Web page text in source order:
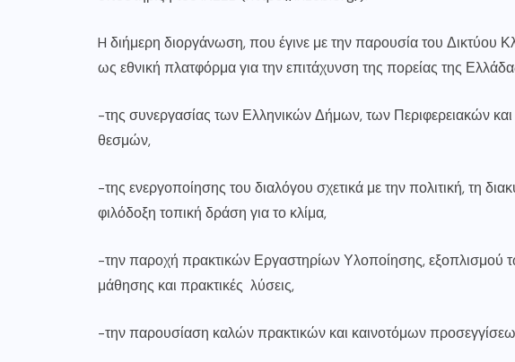
H διήμερη διοργάνωση, που έγινε με την παρουσία του Δικτύου
ως εθνική πλατφόρμα για την επιτάχυνση της πορείας της
-της συνεργασίας των Ελληνικών Δήμων, των Περιφερειακών
θεσμών,
-της ενεργοποίησης του διαλόγου σχετικά με την πολιτική, τη
φιλόδοξη τοπική δράση για το κλίμα,
-την παροχή πρακτικών Εργαστηρίων Υλοποίησης, εξοπλισμού
μάθησης και πρακτικές λύσεις,
-την παρουσίαση καλών πρακτικών και καινοτόμων